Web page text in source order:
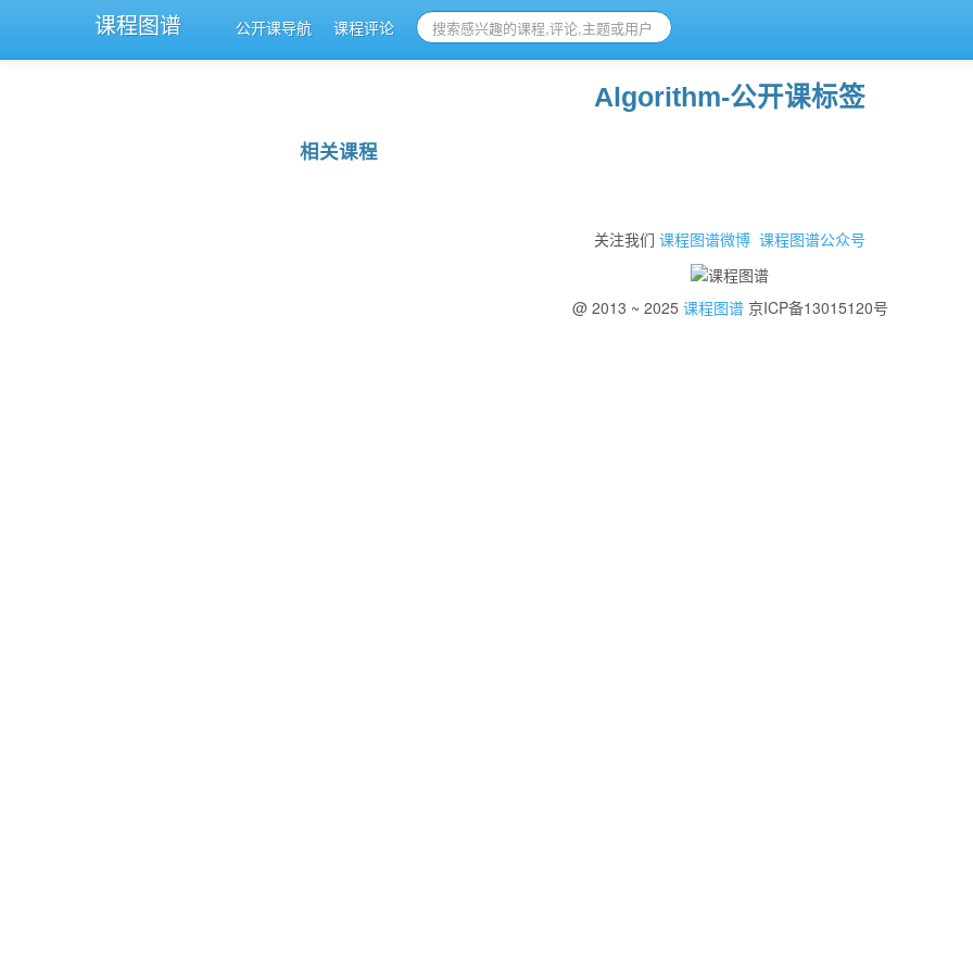
课程图谱 公开课导航 课程评论
Algorithm-公开课标签
相关课程
关注我们 课程图谱微博 课程图谱公众号
@ 2013 ~ 2025 课程图谱京ICP备13015120号